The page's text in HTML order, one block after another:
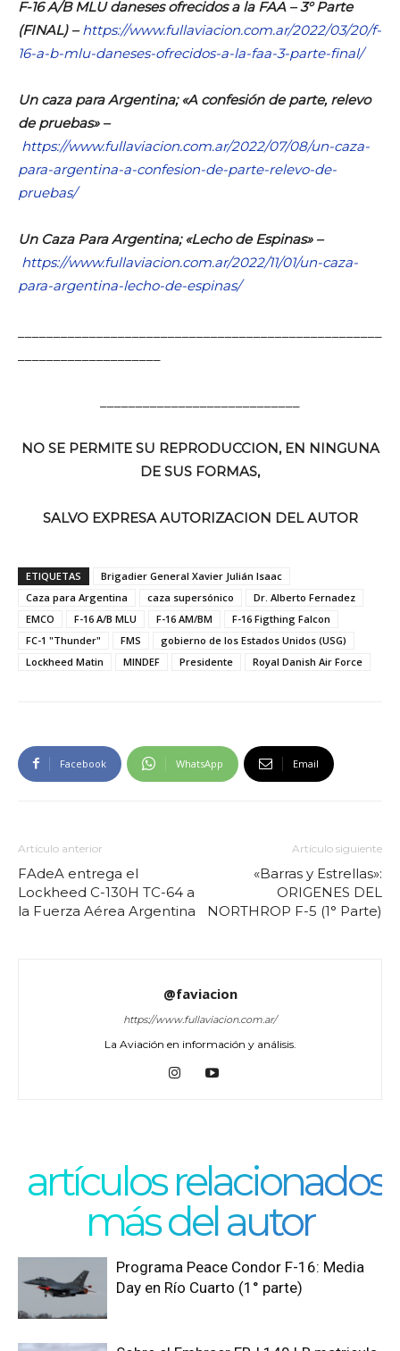
F-16 A/B MLU daneses ofrecidos a la FAA – 3° Parte
(FINAL) –https://www.fullaviacion.com.ar/2022/03/20/f-
16-a-b-mlu-daneses-ofrecidos-a-la-faa-3-parte-final/
Un caza para Argentina; «A confesión de parte, relevo
de pruebas» –
https://www.fullaviacion.com.ar/2022/07/08/un-caza-
para-argentina-a-confesion-de-parte-relevo-de-
pruebas/
Un Caza Para Argentina; «Lecho de Espinas» –
https://www.fullaviacion.com.ar/2022/11/01/un-caza-
para-argentina-lecho-de-espinas/
NO SE PERMITE SU REPRODUCCION, EN NINGUNA
DE SUS FORMAS,
SALVO EXPRESA AUTORIZACION DEL AUTOR
ETIQUETAS
Brigadier General Xavier Julián Isaac
Caza para Argentina
caza supersónico
Dr. Alberto Fernadez
EMCO
F-16 A/B MLU F-16 AM/BM
F-16 Figthing Falcon
FC-1 "Thunder"
FMS
gobierno de los Estados Unidos (USG)
Lockheed Matin
MINDEF Presidente Royal Danish Air Force
Facebook WhatsApp Email
Artículo anterior
FAdeA entrega el
Lockheed C-130H TC-64 a
la Fuerza Aérea Argentina
Artículo siguiente
«Barras y Estrellas»:
ORIGENES DEL
NORTHROP F-5 (1° Parte)
@faviacion
https://www.fullaviacion.com.ar/
La Aviación en información y análisis.
artículos relacionados
más del autor
Programa Peace Condor F-16: Media
Day en Río Cuarto (1° parte)